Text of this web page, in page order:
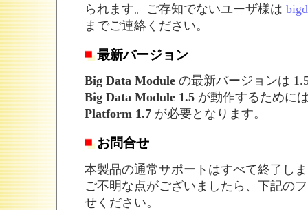
られます。ご存知でないユーザ様は
までご連絡ください。
最新バージョン
Big Data Moduleの最新バージョンは
Big Data Module 1.5が動作するために
Platform 1.7が必要となります。
お問合せ
本製品の通常サポートはすべて終了し
ご不明な点がございましたら、下記の
せください。